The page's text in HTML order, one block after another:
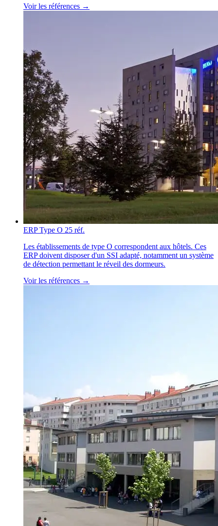
Voir les références →
ERP Type O 25 réf.
Les établissements de type O correspondent aux hôtels. Ces
ERP doivent disposer d'un SSI adapté, notamment un système
de détection permettant le réveil des dormeurs.
Voir les références →